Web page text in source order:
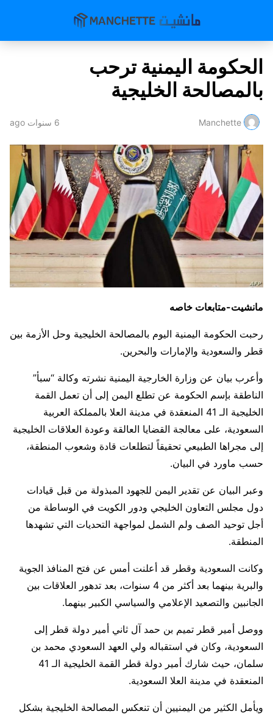
الحكومة اليمنية ترحب
بالمصالحة الخليجية
Manchette 6 سنوات ago
مانشيت-متابعات خاصه
رحبت الحكومة اليمنية اليوم بالمصالحة الخليجية وحل الأزمة بين
قطر والسعودية والإمارات والبحرين.
وأعرب بيان عن وزارة الخارجية اليمنية نشرته وكالة “سبأ”
الناطقة بإسم الحكومة عن تطلع اليمن إلى أن تعمل القمة
الخليجية الـ 41 المنعقدة في مدينة العلا بالمملكة العربية
السعودية، على معالجة القضايا العالقة وعودة العلاقات الخليجية
إلى مجراها الطبيعي تحقيقاً لتطلعات قادة وشعوب المنطقة،
حسب ماورد في البيان.
وعبر البيان عن تقدير اليمن للجهود المبذولة من قبل قيادات
دول مجلس التعاون الخليجي ودور الكويت في الوساطة من
أجل توحيد الصف ولم الشمل لمواجهة التحديات التي تشهدها
المنطقة.
وكانت السعودية وقطر قد أعلنت أمس عن فتح المنافذ الجوية
والبرية بينهما بعد أكثر من 4 سنوات، بعد تدهور العلاقات بين
الجانبين والتصعيد الإعلامي والسياسي الكبير بينهما.
ووصل أمير قطر تميم بن حمد آل ثاني أمير دولة قطر إلى
السعودية، وكان في استقباله ولي العهد السعودي محمد بن
سلمان، حيث شارك أمير دولة قطر القمة الخليجية الـ 41
المنعقدة في مدينة العلا السعودية.
ويأمل الكثير من اليمنيين أن تنعكس المصالحة الخليجية بشكل